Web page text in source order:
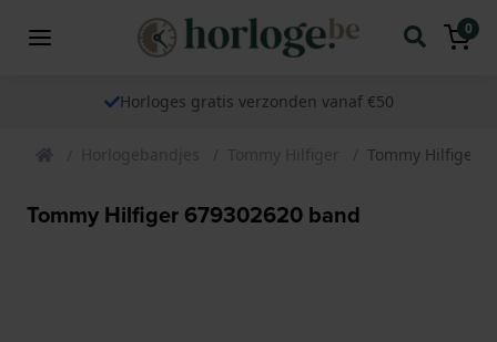
0
Horloges gratis verzonden vanaf €50
Horlogebandjes Tommy Hilfiger Tommy Hilfiger
Tommy Hilfiger 679302620 band